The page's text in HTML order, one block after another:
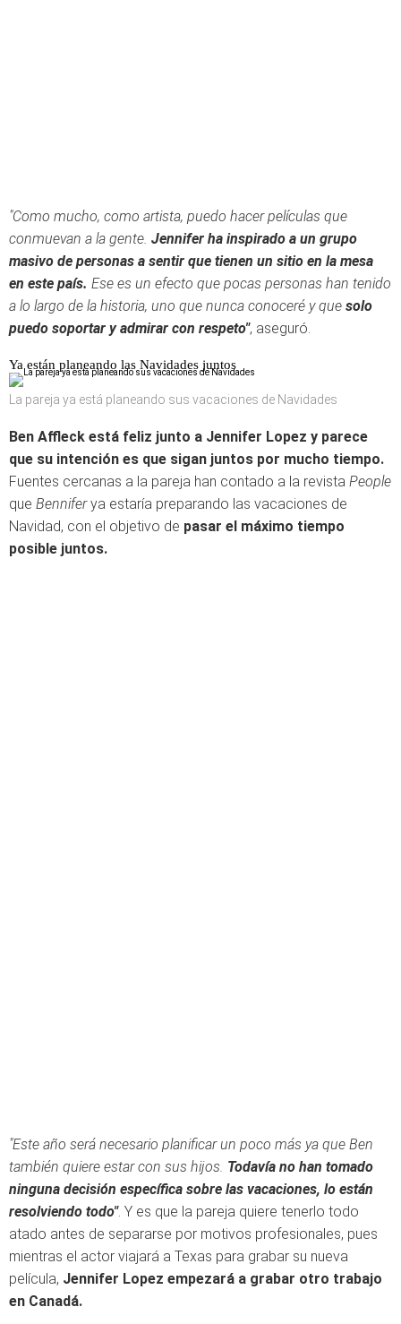
"Como mucho, como artista, puedo hacer películas que
conmuevan a la gente. Jennifer ha inspirado a un grupo
masivo de personas a sentir que tienen un sitio en la mesa
en este país. Ese es un efecto que pocas personas han tenido
a lo largo de la historia, uno que nunca conoceré y que solo
puedo soportar y admirar con respeto", aseguró.
Ya están planeando las Navidades juntos
La pareja ya está planeando sus vacaciones de Navidades
Ben Affleck está feliz junto a Jennifer Lopez y parece
que su intención es que sigan juntos por mucho tiempo.
Fuentes cercanas a la pareja han contado a la revista People
que Benniferya estaría preparando las vacaciones de
Navidad, con el objetivo de pasar el máximo tiempo
posible juntos.
"Este año será necesario planificar un poco más ya que Ben
también quiere estar con sus hijos. Todavía no han tomado
ninguna decisión específica sobre las vacaciones, lo están
resolviendo todo". Y es que la pareja quiere tenerlo todo
atado antes de separarse por motivos profesionales, pues
mientras el actor viajará a Texas para grabar su nueva
película, Jennifer Lopez empezará a grabar otro trabajo
en Canadá.